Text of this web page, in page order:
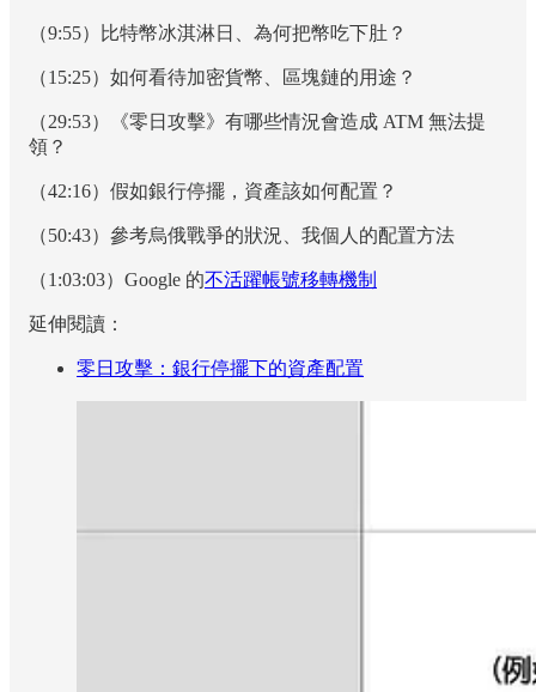
（9:55）比特幣冰淇淋日、為何把幣吃下肚？
（15:25）如何看待加密貨幣、區塊鏈的用途？
（29:53）《零日攻擊》有哪些情況會造成 ATM 無法提
領？
（42:16）假如銀行停擺，資產該如何配置？
（50:43）參考烏俄戰爭的狀況、我個人的配置方法
（1:03:03）Google 的不活躍帳號移轉機制
延伸閱讀：
零日攻擊：銀行停擺下的資產配置